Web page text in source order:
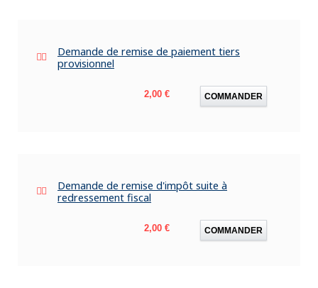
Demande de remise de paiement tiers
provisionnel
Prix
2,00 € COMMANDER
Demande de remise d'impôt suite à
redressement fiscal
Prix
2,00 € COMMANDER